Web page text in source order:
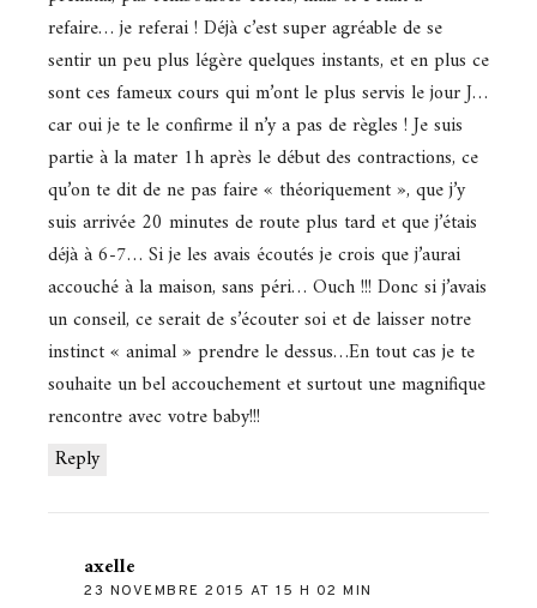
Reply
refaire… je referai ! Déjà c’est super agréable de se
sentir un peu plus légère quelques instants, et en plus ce
sont ces fameux cours qui m’ont le plus servis le jour J…
car oui je te le confirme il n’y a pas de règles ! Je suis
partie à la mater 1h après le début des contractions, ce
qu’on te dit de ne pas faire « théoriquement », que j’y
suis arrivée 20 minutes de route plus tard et que j’étais
déjà à 6-7… Si je les avais écoutés je crois que j’aurai
accouché à la maison, sans péri… Ouch !!! Donc si j’avais
un conseil, ce serait de s’écouter soi et de laisser notre
instinct « animal » prendre le dessus…En tout cas je te
souhaite un bel accouchement et surtout une magnifique
rencontre avec votre baby!!!
axelle
23 NOVEMBRE 2015 AT 15 H 02 MIN